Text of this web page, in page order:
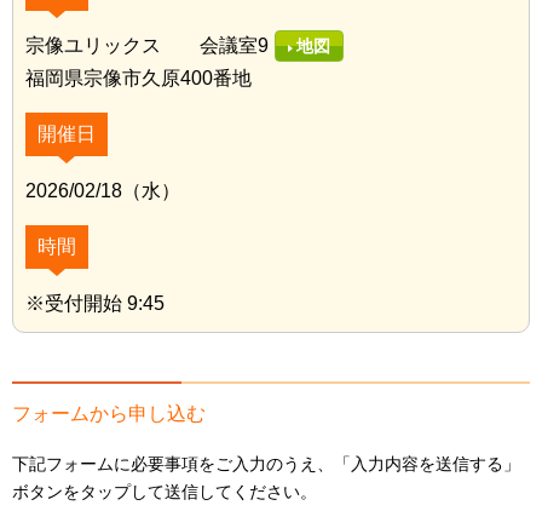
宗像ユリックス 会議室9 地図
福岡県宗像市久原400番地
開催日
2026/02/18（水）
時間
※受付開始 9:45
フォームから申し込む
下記フォームに必要事項をご入力のうえ、「入力内容を送信する」
ボタンをタップして送信してください。